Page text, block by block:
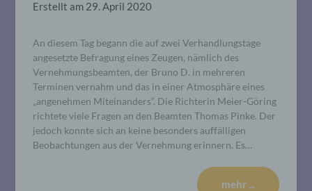
Erstellt am 29. April 2020
An diesem Tag begann die auf zwei Verhandlungstage
angesetzte Befragung eines Zeugen, nämlich des
Vernehmungsbeamten, der Bruno D. in mehreren
Terminen vernahm und das in einer Atmosphäre eines
„angenehmen Miteinanders“. Die Richterin Meier-Göring
richtete viele Fragen an den Beamten Thomas Pinke. Der
jedoch konnte sich an keine besonders auffälligen
Beobachtungen aus der Vernehmung erinnern. Es…
mehr ...